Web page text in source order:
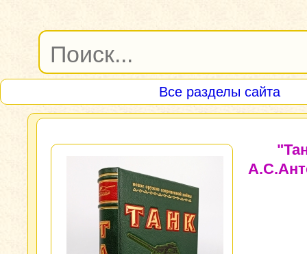
Все разделы сайта